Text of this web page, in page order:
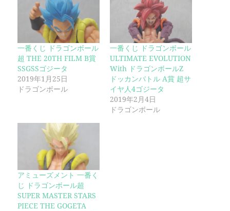
一番くじ ドラゴンボール
超 THE 20TH FILM B賞
SSGSSゴジータ
2019年1月25日
ドラゴンボール
一番くじ ドラゴンボール
ULTIMATE EVOLUTION
With ドラゴンボールZ
ドッカンバトル A賞 超サ
イヤ人4ゴジータ
2019年2月4日
ドラゴンボール
アミューズメント 一番く
じ ドラゴンボール超
SUPER MASTER STARS
PIECE THE GOGETA